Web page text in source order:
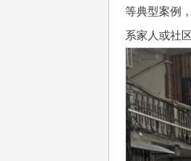
等典型案例
系家人或社